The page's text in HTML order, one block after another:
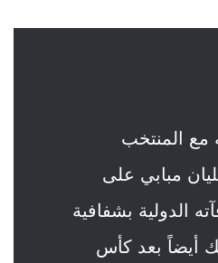
مع المنتخب
مبابي على
الدولية بشفافية
أيضاً بعد كأس